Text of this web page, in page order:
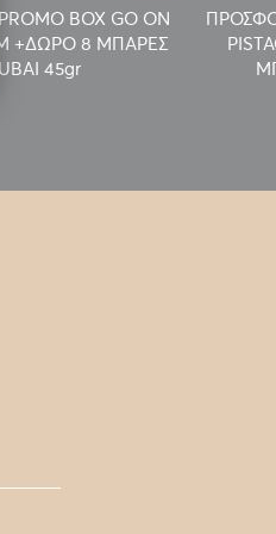
BOX GO ON
+ΔΩΡΟ 8 ΜΠΑΡΕΣ
45gr